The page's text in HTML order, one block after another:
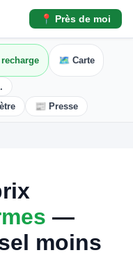
📍 Près de moi
🗺️ Carte
📰 Presse
—
moins